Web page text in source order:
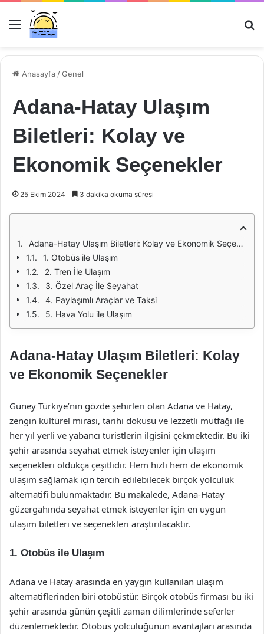
Menü
Anasayfa /Genel
Adana-Hatay Ulaşım
Biletleri: Kolay ve
Ekonomik Seçenekler
25 Ekim 2024 3 dakika okuma süresi
Adana-Hatay Ulaşım Biletleri: Kolay ve Ekonomik Seçenekler
1. Otobüs ile Ulaşım
2. Tren İle Ulaşım
3. Özel Araç İle Seyahat
4. Paylaşımlı Araçlar ve Taksi
5. Hava Yolu ile Ulaşım
Adana-Hatay Ulaşım Biletleri: Kolay
ve Ekonomik Seçenekler
Güney Türkiye’nin gözde şehirleri olan Adana ve Hatay,
zengin kültürel mirası, tarihi dokusu ve lezzetli mutfağı ile
her yıl yerli ve yabancı turistlerin ilgisini çekmektedir. Bu iki
şehir arasında seyahat etmek isteyenler için ulaşım
seçenekleri oldukça çeşitlidir. Hem hızlı hem de ekonomik
ulaşım sağlamak için tercih edilebilecek birçok yolculuk
alternatifi bulunmaktadır. Bu makalede, Adana-Hatay
güzergahında seyahat etmek isteyenler için en uygun
ulaşım biletleri ve seçenekleri araştırılacaktır.
1. Otobüs ile Ulaşım
Adana ve Hatay arasında en yaygın kullanılan ulaşım
alternatiflerinden biri otobüstür. Birçok otobüs firması bu iki
şehir arasında günün çeşitli zaman dilimlerinde seferler
düzenlemektedir. Otobüs yolculuğunun avantajları arasında